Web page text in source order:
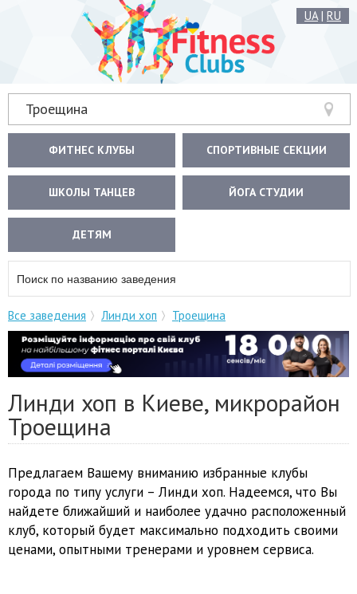
UA| RU
Троещина
ФИТНЕС КЛУБЫ СПОРТИВНЫЕ СЕКЦИИ
ШКОЛЫ ТАНЦЕВ ЙОГА СТУДИИ
ДЕТЯМ
Все заведения Линди хоп Троещина
Линди хоп в Киеве, микрорайон
Троещина
Предлагаем Вашему вниманию избранные клубы
города по типу услуги – Линди хоп. Надеемся, что Вы
найдете ближайший и наиболее удачно расположенный
клуб, который будет максимально подходить своими
ценами, опытными тренерами и уровнем сервиса.